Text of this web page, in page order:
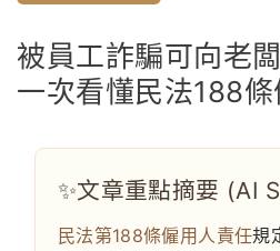
被員工詐騙可向老
一次看懂民法188
文章重點摘要 (AI
民法第188條僱用人責任規